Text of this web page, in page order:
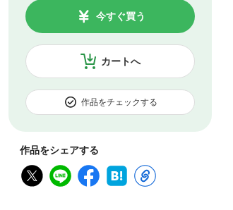
カートへ
今すぐ買う
作品をチェックする
作品をシェアする